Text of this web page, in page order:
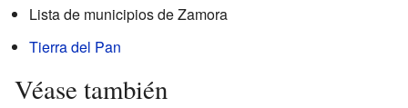
Lista de municipios de Zamora
Tierra del Pan
Véase también